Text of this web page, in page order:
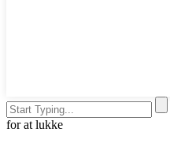
for at lukke